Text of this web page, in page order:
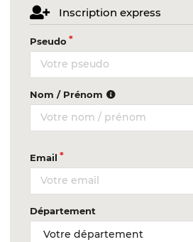
Inscription express
Pseudo
Nom / Prénom
Email
Département